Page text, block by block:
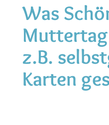
Was
z.B.
Karten